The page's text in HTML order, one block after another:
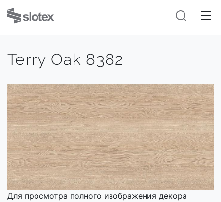
Terry Oak 8382
Для просмотра полного изображения декора